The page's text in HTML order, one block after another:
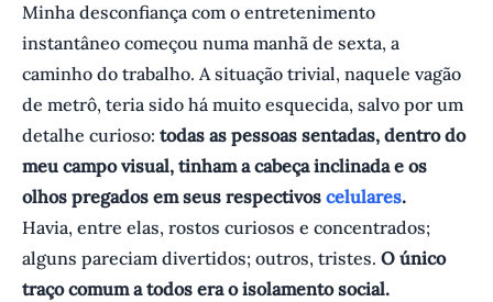
Minha desconfiança com o entretenimento
instantâneo começou numa manhã de sexta, a
caminho do trabalho. A situação trivial, naquele vagão
de metrô, teria sido há muito esquecida, salvo por um
detalhe curioso: todas as pessoas sentadas, dentro do
meu campo visual, tinham a cabeça inclinada e os
olhos pregados em seus respectivos celulares.
Havia, entre elas, rostos curiosos e concentrados;
alguns pareciam divertidos; outros, tristes. O único
traço comum a todos era o isolamento social.